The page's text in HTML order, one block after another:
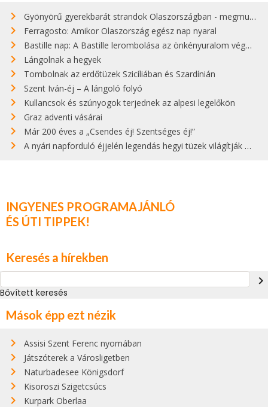
Gyönyörű gyerekbarát strandok Olaszországban - megmutatjuk a 15 legjobbat
Ferragosto: Amikor Olaszország egész nap nyaral
Bastille nap: A Bastille lerombolása az önkényuralom végét jelentette
Lángolnak a hegyek
Tombolnak az erdőtüzek Szicíliában és Szardínián
Szent Iván-éj – A lángoló folyó
Kullancsok és szúnyogok terjednek az alpesi legelőkön
Graz adventi vásárai
Már 200 éves a „Csendes éj! Szentséges éj!”
A nyári napforduló éjjelén legendás hegyi tüzek világítják meg Zugspitzét
INGYENES PROGRAMAJÁNLÓ
ÉS ÚTI TIPPEK!
Keresés a hírekben
navigate_next
Bővített keresés
Mások épp ezt nézik
Assisi Szent Ferenc nyomában
Játszóterek a Városligetben
Naturbadesee Königsdorf
Kisoroszi Szigetcsúcs
Kurpark Oberlaa